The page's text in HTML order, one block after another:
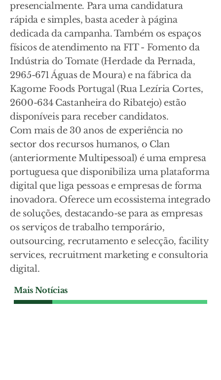
presencialmente. Para uma candidatura
rápida e simples, basta aceder à página
dedicada da campanha. Também os espaços
físicos de atendimento na FIT - Fomento da
Indústria do Tomate (Herdade da Pernada,
2965-671 Águas de Moura) e na fábrica da
Kagome Foods Portugal (Rua Lezíria Cortes,
2600-634 Castanheira do Ribatejo) estão
disponíveis para receber candidatos.
Com mais de 30 anos de experiência no
sector dos recursos humanos, o Clan
(anteriormente Multipessoal) é uma empresa
portuguesa que disponibiliza uma plataforma
digital que liga pessoas e empresas de forma
inovadora. Oferece um ecossistema integrado
de soluções, destacando-se para as empresas
os serviços de trabalho temporário,
outsourcing, recrutamento e selecção, facility
services, recruitment marketing e consultoria
digital.
Mais Notícias